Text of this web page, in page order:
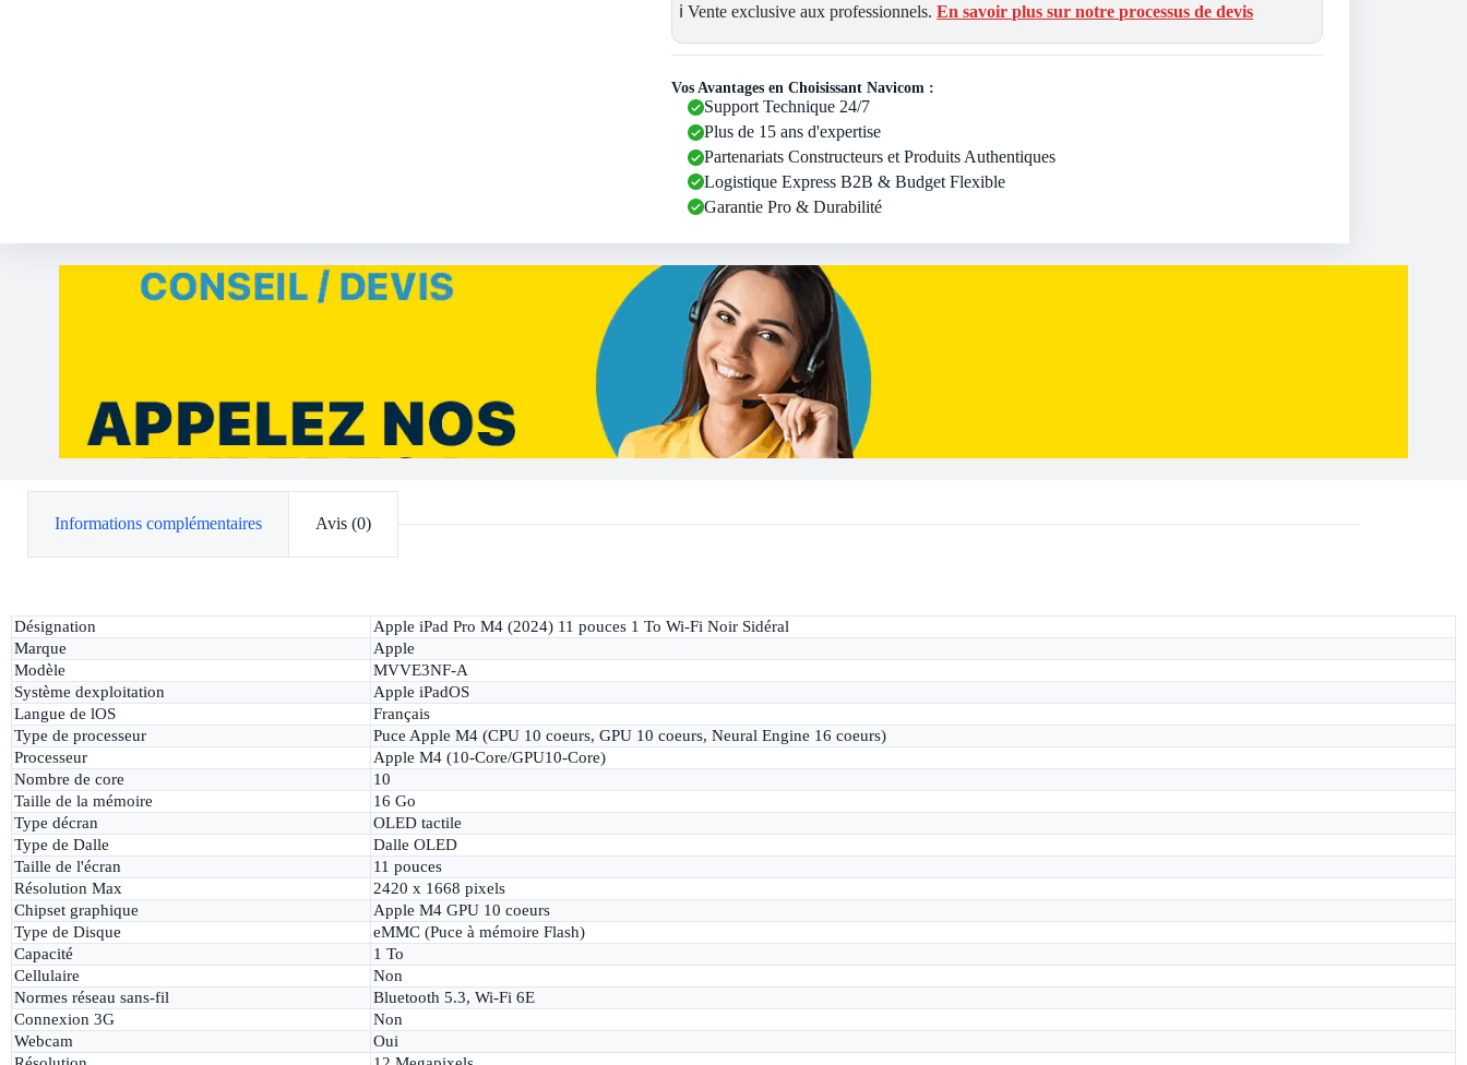
ℹ️ Vente exclusive aux professionnels.En savoir plus sur notre processus de devis
Vos Avantages en Choisissant Navicom :
Support Technique 24/7
Plus de 15 ans d'expertise
Partenariats Constructeurs et Produits Authentiques
Logistique Express B2B & Budget Flexible
Garantie Pro & Durabilité
Informations complémentaires Avis (0)
Désignation
Apple iPad Pro M4 (2024) 11 pouces 1 To Wi-Fi Noir Sidéral
Marque
Apple
Modèle
MVVE3NF-A
Système dexploitation
Apple iPadOS
Langue de lOS
Français
Type de processeur
Puce Apple M4 (CPU 10 coeurs, GPU 10 coeurs, Neural Engine 16 coeurs)
Processeur
Apple M4 (10-Core/GPU10-Core)
Nombre de core
10
Taille de la mémoire
16 Go
Type décran
OLED tactile
Type de Dalle
Dalle OLED
Taille de l'écran
11 pouces
Résolution Max
2420 x 1668 pixels
Chipset graphique
Apple M4 GPU 10 coeurs
Type de Disque
eMMC (Puce à mémoire Flash)
Capacité
1 To
Cellulaire
Non
Normes réseau sans-fil
Bluetooth 5.3, Wi-Fi 6E
Connexion 3G
Non
Webcam
Oui